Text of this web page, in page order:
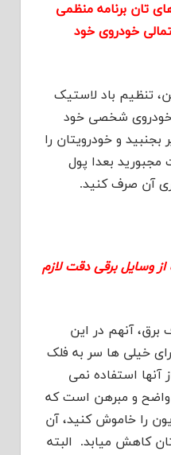
تان برنامه منظمی
خودروی خود
تنظیم باد لاستیک
خودروی شخصی خود
و خودرویتان را
مجبورید بعدا پول
آن صرف کنید.
وسایل برقی دقت لازم
آنهم در این
خیلی ها سر به فلک
استفاده نمی
واضح و مبرهن است که
را خاموش کنید، آن
کاهش میابد. البته